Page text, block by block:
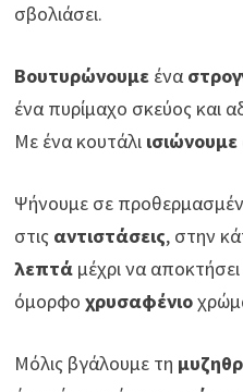
σβολιάσει.
Βουτυρώνουμε ένα
ένα πυρίμαχο σκεύος και
Με ένα κουτάλι ισιώνουμε
Ψήνουμε σε
στις αντιστάσεις, στην
λεπτά μέχρι να αποκτήσει
όμορφοχρυσαφένιο
Μόλις βγάλουμε τη